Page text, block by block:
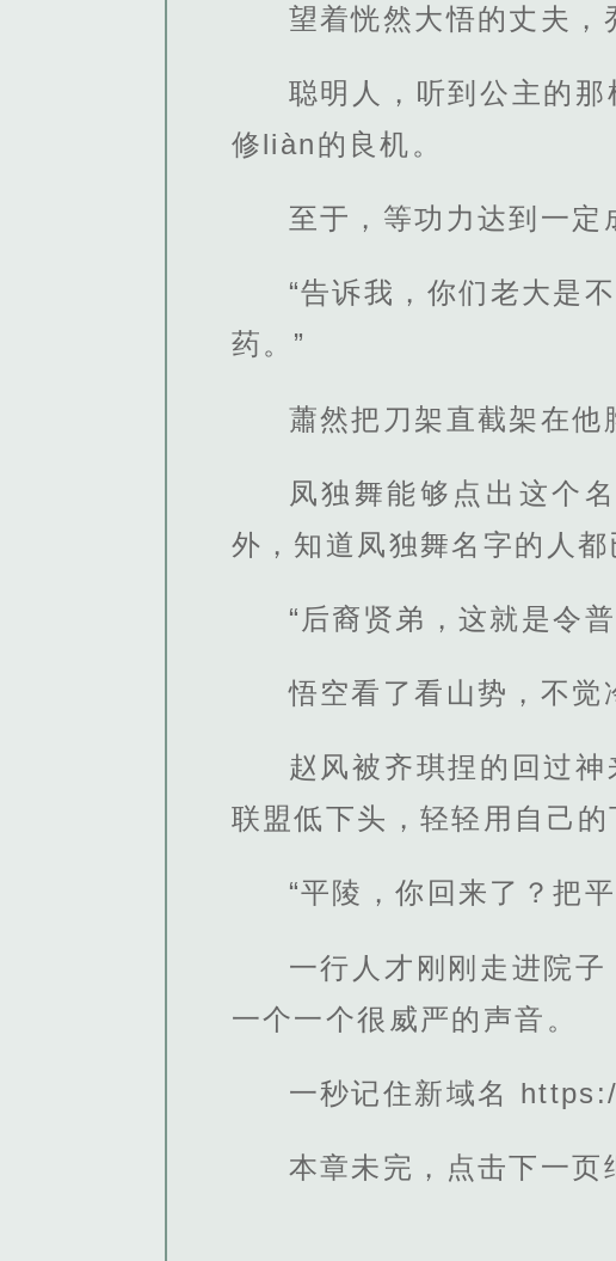
望着恍然大悟的丈夫，
聪明人，听到公主的
修liàn的良机。
至于，等功力达到一定
“告诉我，你们老大是
药。”
蕭然把刀架直截架在他
凤独舞能够点出这个
外，知道凤独舞名字的人都
“后裔贤弟，这就是令
悟空看了看山势，不觉
赵风被齐琪捏的回过
联盟低下头，轻轻用自己的
“平陵，你回来了？把
一行人才刚刚走进院
一个一个很威严的声音。
一秒记住新域名
本章未完，点击下一页